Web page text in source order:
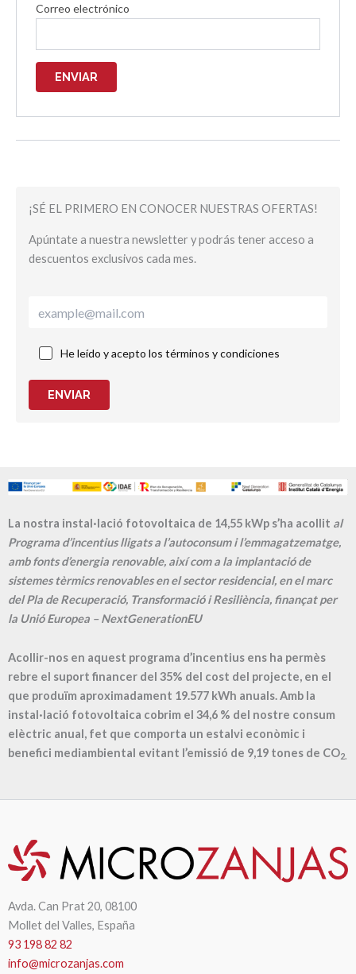
Correo electrónico
¡SÉ EL PRIMERO EN CONOCER NUESTRAS OFERTAS!
Apúntate a nuestra newsletter y podrás tener acceso a
descuentos exclusivos cada mes.
He leído y acepto los términos y condiciones
ENVIAR
La nostra instal·lació fotovoltaica de 14,55 kWp s’ha acollit al
Programa d’incentius lligats a l’autoconsum i l’emmagatzematge,
amb fonts d’energia renovable, així com a la implantació de
sistemes tèrmics renovables en el sector residencial, en el marc
del Pla de Recuperació, Transformació i Resiliència, finançat per
la Unió Europea – NextGenerationEU
Acollir-nos en aquest programa d’incentius ens ha permès
rebre el suport financer del 35% del cost del projecte, en el
que produïm aproximadament 19.577 kWh anuals. Amb la
instal·lació fotovoltaica cobrim el 34,6 % del nostre consum
elèctric anual, fet que comporta un estalvi econòmic i
benefici mediambiental evitant l’emissió de 9,19 tones de CO2.
Avda. Can Prat 20, 08100
Mollet del Valles, España
93 198 82 82
info@microzanjas.com